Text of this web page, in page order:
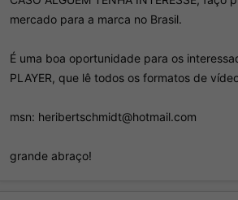
mercado para a marca no Brasil.
É uma boa oportunidade para os
PLAYER, que lê todos os formatos de
msn: heribertschmidt@hotmail.com
grande abraço!